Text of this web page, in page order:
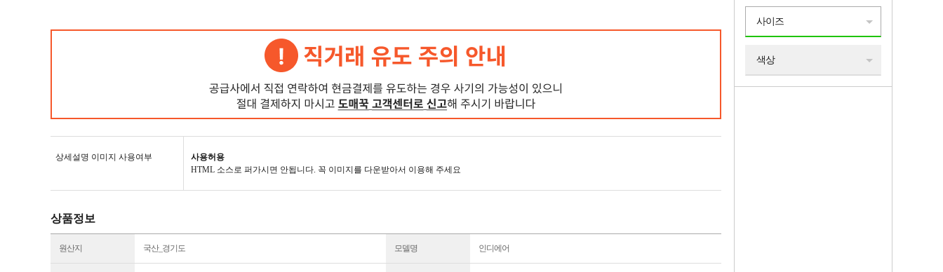
상세설명 이미지 사용여부
사용허용
HTML 소스로 퍼가시면 안됩니다. 꼭 이미지를 다운받아서 이용해 주세요
상품정보
원산지 국산_경기도 모델명 인디에어
사이즈
색상